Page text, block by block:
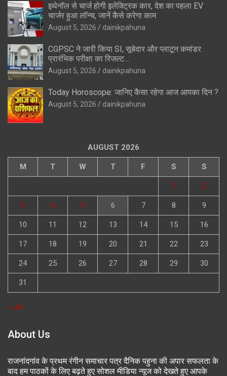
इथेनॉल से चार्ज होगी इलेक्ट्रिक कार, देश का पहला EV
चार्जर हुआ लॉन्च, जानें कैसे करेगा काम
August 5, 2026 dainikpahuna
CGPSC ने जारी किया SI, सूबेदार और प्लाटून कमांडर
प्रारंभिक परीक्षा का रिजल्ट…
August 5, 2026 dainikpahuna
Today Horoscope: जानिए कैसा रहेगा आज आपका दिन ?
August 5, 2026 dainikpahuna
AUGUST 2026
M T W T F S S
1 2
3 4 5 6 7 8 9
10 11 12 13 14 15 16
17 18 19 20 21 22 23
24 25 26 27 28 29 30
31
« Jul
About Us
राजनांदगांव के प्रथम रंगीन समाचार पत्र दैनिक पहुना की अपार सफलता के
बाद हम पाठकों के लिए बढ़ते हुए सोशल मीडिया न्यूज को देखते हुए आपके